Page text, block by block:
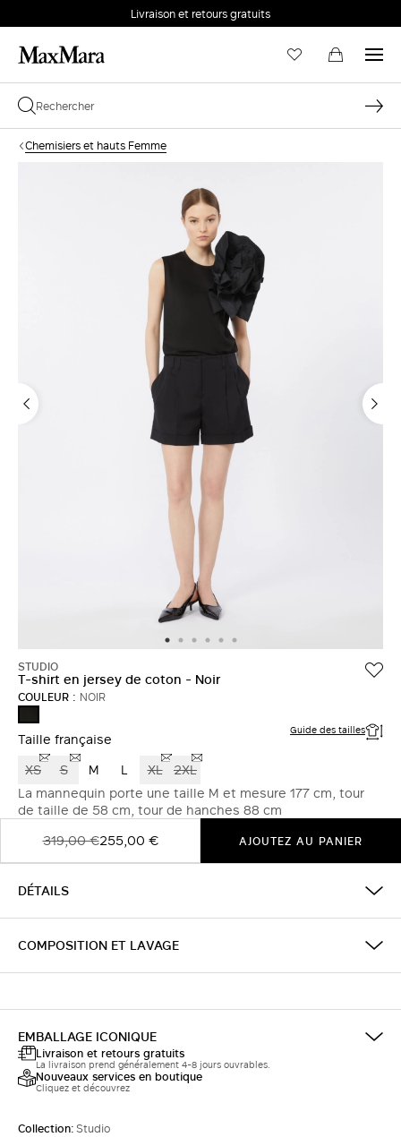
Livraison et retours gratuits
Chemisiers et hauts Femme
STUDIO
T-shirt en jersey de coton - Noir
COULEUR : NOIR
Taille française Guide des tailles
XS S M L XL 2XL
La mannequin porte une taille M et mesure 177 cm, tour
de taille de 58 cm, tour de hanches 88 cm
319,00 €255,00 € AJOUTEZ AU PANIER
DÉTAILS
COMPOSITION ET LAVAGE
EMBALLAGE ICONIQUE
Livraison et retours gratuits
La livraison prend généralement 4-8 jours ouvrables.
Nouveaux services en boutique
Cliquez et découvrez
Collection:Studio